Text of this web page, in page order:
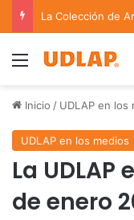
Menu
Inicio / UDLAP en los
UDLAP en los medios
La
de enero